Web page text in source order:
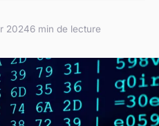
20246 min de lecture